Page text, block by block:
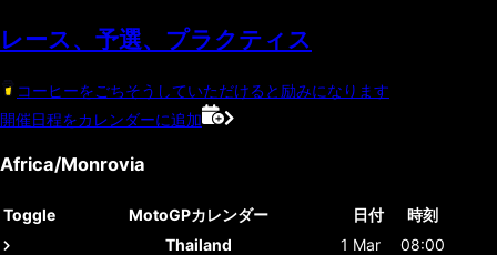
レース、予選、プラクティス
コーヒーをごちそうしていただけると励みになります
開催日程をカレンダーに追加
Africa/Monrovia
Toggle MotoGPカレンダー 日付
時刻
Thailand
1 Mar
08:00